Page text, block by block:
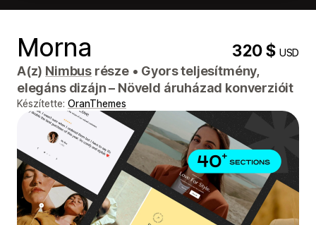
Morna 320 $USD
A(z) Nimbus része • Gyors teljesítmény,
elegáns dizájn – Növeld áruházad konverzióit
Készítette: OranThemes